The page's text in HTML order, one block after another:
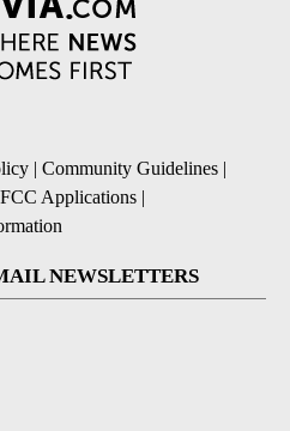
| Community Guidelines |
FCC Applications |
NEWSLETTERS